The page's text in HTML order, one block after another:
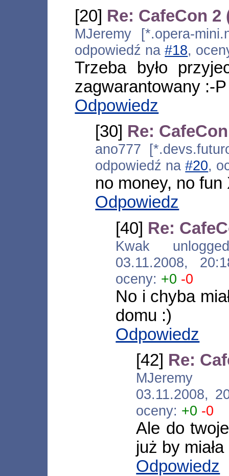
[20] Re: CafeCon 2
MJeremy [*.opera-
odpowiedź na#18,
Trzeba było
zagwarantowany :-P
Odpowiedz
[30] Re:
ano777
odpowiedź na#20,
no money, no fun
Odpowiedz
[40] Re:
Kwak
03.11.2008,
oceny: +0 -0
No i chyba
domu :)
Odpowiedz
[42] Re:
MJeremy
03.11.2008,
oceny: +0 -0
Ale do
już by
Odpowiedz